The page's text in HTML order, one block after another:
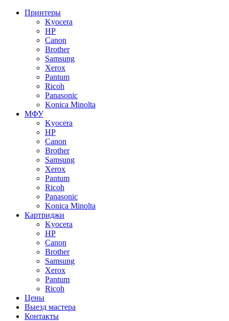
Принтеры
Kyocera
HP
Canon
Brother
Samsung
Xerox
Pantum
Ricoh
Panasonic
Konica Minolta
МФУ
Kyocera
HP
Canon
Brother
Samsung
Xerox
Pantum
Ricoh
Panasonic
Konica Minolta
Картриджи
Kyocera
HP
Canon
Brother
Samsung
Xerox
Pantum
Ricoh
Цены
Выезд мастера
Контакты